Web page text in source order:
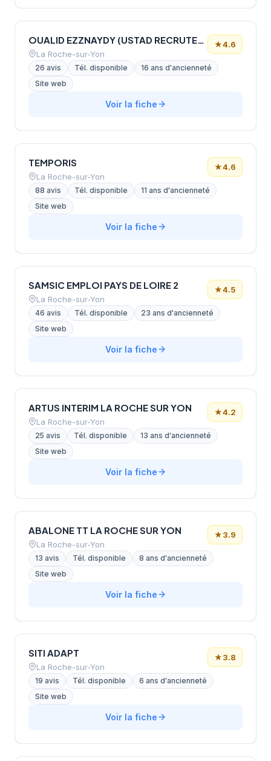
OUALID EZZNAYDY (USTAD RECRUTEMENT)
La Roche-sur-Yon
★4.6
26 avis Tél. disponible
16 ans d'ancienneté
Site web
Voir la fiche
TEMPORIS
La Roche-sur-Yon
★4.6
88 avis Tél. disponible
11 ans d'ancienneté
Site web
Voir la fiche
SAMSIC EMPLOI PAYS DE LOIRE 2
La Roche-sur-Yon
★4.5
46 avis Tél. disponible
23 ans d'ancienneté
Site web
Voir la fiche
ARTUS INTERIM LA ROCHE SUR YON
La Roche-sur-Yon
★4.2
25 avis Tél. disponible
13 ans d'ancienneté
Site web
Voir la fiche
ABALONE TT LA ROCHE SUR YON
La Roche-sur-Yon
★3.9
13 avis Tél. disponible
8 ans d'ancienneté
Site web
Voir la fiche
SITI ADAPT
La Roche-sur-Yon
★3.8
19 avis Tél. disponible
6 ans d'ancienneté
Site web
Voir la fiche